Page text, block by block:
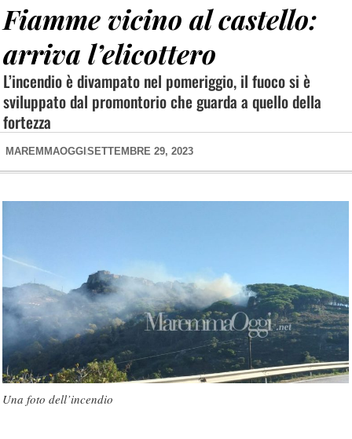
Fiamme vicino al castello:
arriva l’elicottero
L’incendio è divampato nel pomeriggio, il fuoco si è
sviluppato dal promontorio che guarda a quello della
fortezza
MAREMMAOGGI SETTEMBRE 29, 2023
Una foto dell’incendio